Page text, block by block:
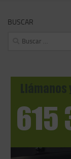
BUSCAR
Buscar: